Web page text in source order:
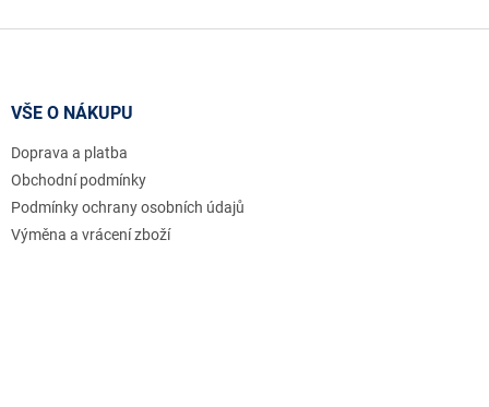
VŠE O NÁKUPU
Doprava a platba
Obchodní podmínky
Podmínky ochrany osobních údajů
Výměna a vrácení zboží